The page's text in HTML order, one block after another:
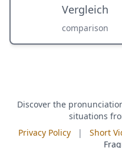
Vergleich
comparison
Discover the
situations
Privacy Policy
| Short